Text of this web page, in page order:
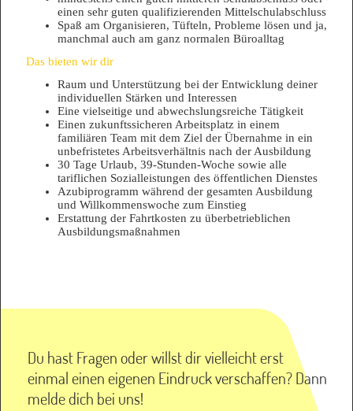
einen sehr guten qualifizierenden Mittelschulabschluss
Spaß am Organisieren, Tüfteln, Probleme lösen und ja,
manchmal auch am ganz normalen Büroalltag
Das bieten wir dir
Raum und Unterstützung bei der Entwicklung deiner
individuellen Stärken und Interessen
Eine vielseitige und abwechslungsreiche Tätigkeit
Einen zukunftssicheren Arbeitsplatz in einem
familiären Team mit dem Ziel der Übernahme in ein
unbefristetes Arbeitsverhältnis nach der Ausbildung
30 Tage Urlaub, 39-Stunden-Woche sowie alle
tariflichen Sozialleistungen des öffentlichen Dienstes
Azubiprogramm während der gesamten Ausbildung
und Willkommenswoche zum Einstieg
Erstattung der Fahrtkosten zu überbetrieblichen
Ausbildungsmaßnahmen
Du hast Fragen oder willst dir vielleicht erst
einmal einen eigenen Eindruck verschaffen? Dann
melde dich bei uns!